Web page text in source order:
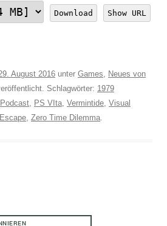
Download Show URL
August 2016 unter Games, Neues von
Schlagwörter: 1979
Podcast, PS VIta, Vermintide, Visual
, Zero Time Dilemma.